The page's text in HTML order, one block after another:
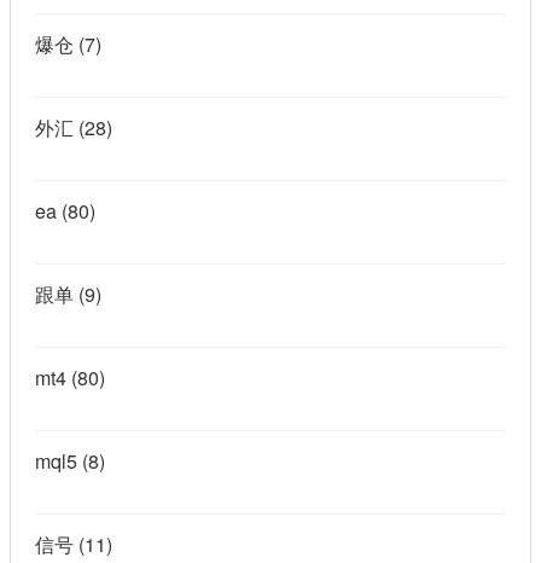
爆仓 (7)
外汇 (28)
ea (80)
跟单 (9)
mt4 (80)
mql5 (8)
信号 (11)